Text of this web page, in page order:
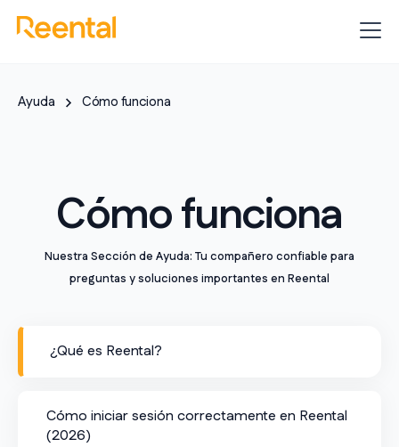
Ayuda Cómo funciona
Cómo funciona
Nuestra Sección de Ayuda: Tu compañero confiable para
preguntas y soluciones importantes en Reental
¿Qué es Reental?
Cómo iniciar sesión correctamente en Reental
(2026)